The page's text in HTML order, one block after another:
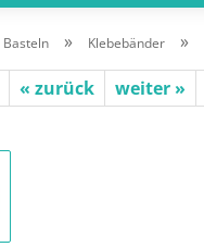
Basteln » Klebebänder »
« zurück weiter »